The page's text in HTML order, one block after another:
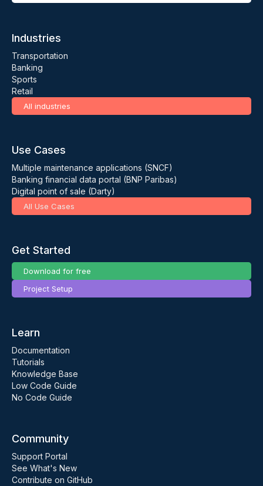
Industries
Transportation
Banking
Sports
Retail
All industries
Use Cases
Multiple maintenance applications (SNCF)
Banking financial data portal (BNP Paribas)
Digital point of sale (Darty)
All Use Cases
Get Started
Download for free
Project Setup
Learn
Documentation
Tutorials
Knowledge Base
Low Code Guide
No Code Guide
Community
Support Portal
See What's New
Contribute on GitHub